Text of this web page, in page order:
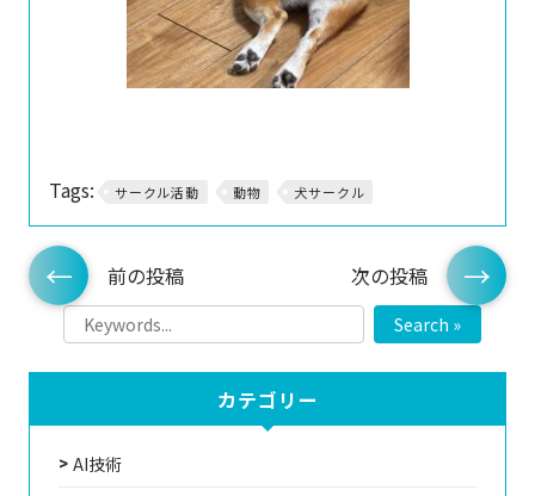
Tags: サークル活動 動物 犬サークル
前の投稿 次の投稿
Search »
カテゴリー
AI技術